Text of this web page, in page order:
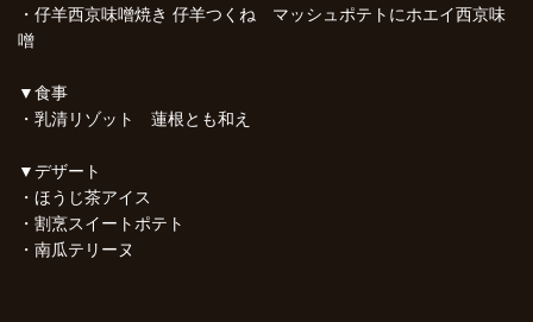
・仔羊西京味噌焼き 仔羊つくね マッシュポテトにホエイ西京味
噌
▼食事
・乳清リゾット 蓮根とも和え
▼デザート
・ほうじ茶アイス
・割烹スイートポテト
・南瓜テリーヌ